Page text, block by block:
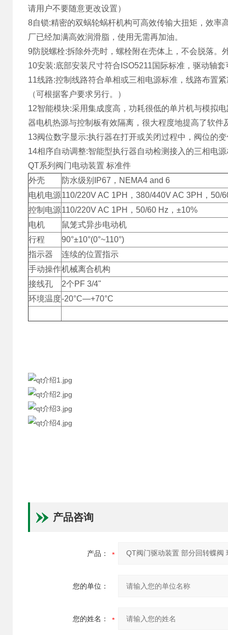
请用户不要随意更改设置）
8自锁:精密的双蜗轮蜗杆机构可高效传输大扭矩，效
厂已经加满高效润滑脂，使用无需再加油。
9防脱螺栓:拆除外壳时，螺栓附在壳体上，不会脱落。
10安装:底部安装尺寸符合ISO5211国际标准，驱动轴
11线路:控制线路符合单相或三相电源标准，线路布置
（可根据客户要求另行。）
12智能模块:采用集成度高，功耗很低的单片机与模拟
器电机热源与控制板有效隔离，很大程度地提高了软件
13阀位数字显示:执行器在打开或关闭过程中，阀位的
14相序自动调整:智能型执行器自动检测接入的三相电
QT系列阀门电动装置 标准件
外壳
防水级别IP67，NEMA4 and 6
电机电源110/220V AC 1PH，380/440V AC 3PH，50/
控制电源110/220V AC 1PH，50/60 Hz，±10%
电机
鼠笼式异步电动机
行程
90°±10°(0°~110°)
指示器
连续的位置指示
手动操作机械离合机构
接线孔
2个PF 3/4"
环境温度-20°C—+70°C
产品咨询
产品：
您的单位：
您的姓名：